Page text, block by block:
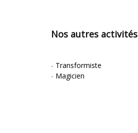
Nos autres activités
- Transformiste
- Magicien